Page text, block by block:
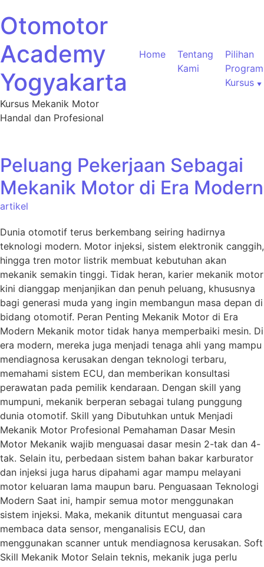
Otomotor
Academy
Yogyakarta
Kursus Mekanik Motor
Handal dan Profesional
Home
Tentang
Kami
Pilihan
Program
Kursus
Peluang Pekerjaan Sebagai
Mekanik Motor di Era Modern
artikel
Dunia otomotif terus berkembang seiring hadirnya
teknologi modern. Motor injeksi, sistem elektronik canggih,
hingga tren motor listrik membuat kebutuhan akan
mekanik semakin tinggi. Tidak heran, karier mekanik motor
kini dianggap menjanjikan dan penuh peluang, khususnya
bagi generasi muda yang ingin membangun masa depan di
bidang otomotif. Peran Penting Mekanik Motor di Era
Modern Mekanik motor tidak hanya memperbaiki mesin. Di
era modern, mereka juga menjadi tenaga ahli yang mampu
mendiagnosa kerusakan dengan teknologi terbaru,
memahami sistem ECU, dan memberikan konsultasi
perawatan pada pemilik kendaraan. Dengan skill yang
mumpuni, mekanik berperan sebagai tulang punggung
dunia otomotif. Skill yang Dibutuhkan untuk Menjadi
Mekanik Motor Profesional Pemahaman Dasar Mesin
Motor Mekanik wajib menguasai dasar mesin 2-tak dan 4-
tak. Selain itu, perbedaan sistem bahan bakar karburator
dan injeksi juga harus dipahami agar mampu melayani
motor keluaran lama maupun baru. Penguasaan Teknologi
Modern Saat ini, hampir semua motor menggunakan
sistem injeksi. Maka, mekanik dituntut menguasai cara
membaca data sensor, menganalisis ECU, dan
menggunakan scanner untuk mendiagnosa kerusakan. Soft
Skill Mekanik Motor Selain teknis, mekanik juga perlu